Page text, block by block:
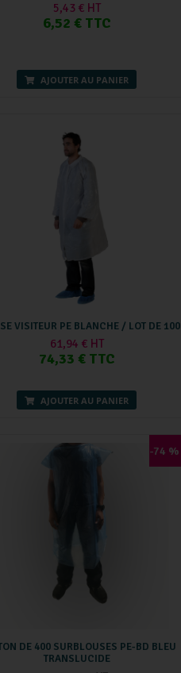
5,43 € HT
6,52 € TTC
AJOUTER AU PANIER
VISITEUR PE BLANCHE / LOT DE 100
61,94 € HT
74,33 € TTC
AJOUTER AU PANIER
-74 %
DE 400 SURBLOUSES PE-BD BLEU
TRANSLUCIDE